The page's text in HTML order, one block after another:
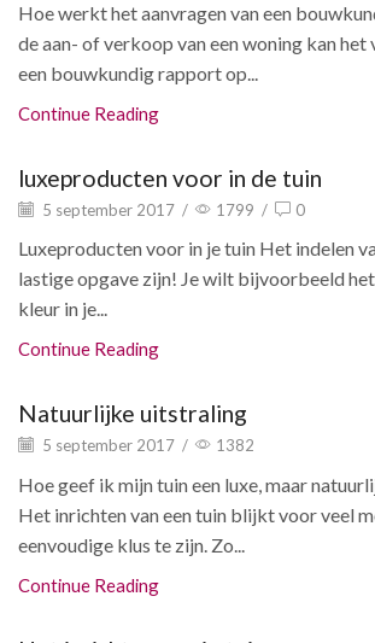
Hoe werkt het aanvragen van een
de aan- of verkoop van een woning kan
een bouwkundig rapport op...
Continue Reading
luxeproducten voor in de tuin
5 september 2017 / 1799 / 0
Luxeproducten voor in je tuin Het indelen
lastige opgave zijn! Je wilt bijvoorbeeld
kleur in je...
Continue Reading
Natuurlijke uitstraling
5 september 2017 / 1382
Hoe geef ik mijn tuin een luxe, maar
Het inrichten van een tuin blijkt voor veel
eenvoudige klus te zijn. Zo...
Continue Reading